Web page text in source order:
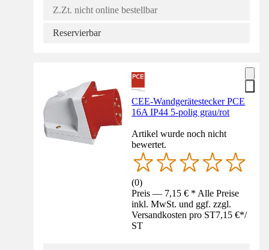
Z.Zt. nicht online bestellbar
Reservierbar
CEE-Wandgerätestecker PCE
16A IP44 5-polig grau/rot
Artikel wurde noch nicht
bewertet.
(0)
Preis — 7,15 € * Alle Preise
inkl. MwSt. und ggf. zzgl.
Versandkosten pro ST7,15 €*/
ST